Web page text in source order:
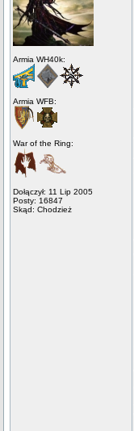
Armia WH40k:
Armia WFB:
War of the Ring:
Dołączył: 11 Lip 2005
Posty: 16847
Skąd: Chodzież